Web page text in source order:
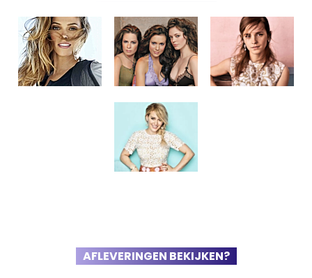
AFLEVERINGEN BEKIJKEN?